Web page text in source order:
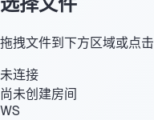
拖拽文件到下方区域或点
未连接
尚未创建房间
WS